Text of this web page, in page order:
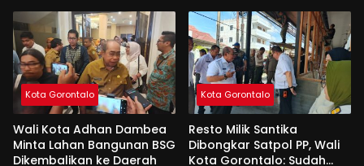
Kota Gorontalo
Wali Kota Adhan Dambea
Minta Lahan Bangunan BSG
Dikembalikan ke Daerah
Kota Gorontalo
Resto Milik Santika
Dibongkar Satpol PP, Wali
Kota Gorontalo: Sudah